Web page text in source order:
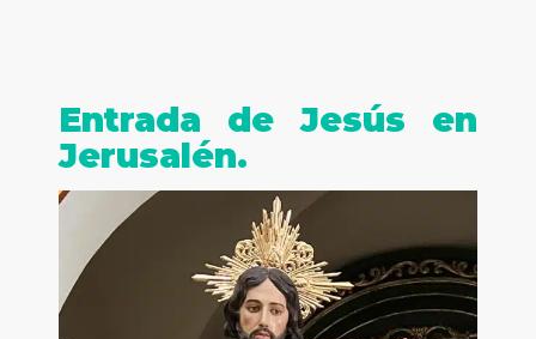
Entrada de Jesús en
Jerusalén.